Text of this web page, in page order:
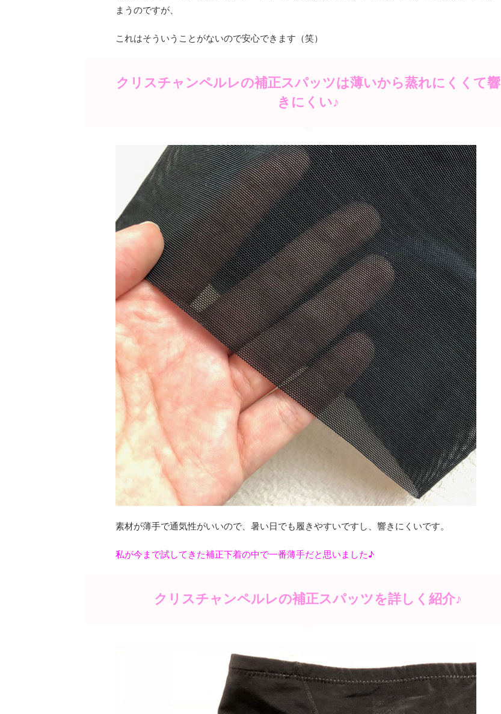
まうのですが、
これはそういうことがないので安心できます（笑）
クリスチャンペルレの補正スパッツは薄いから蒸れにくくて響
きにくい♪
素材が薄手で通気性がいいので、暑い日でも履きやすいですし、響きにくいです。
私が今まで試してきた補正下着の中で一番薄手だと思いました♪
クリスチャンペルレの補正スパッツを詳しく紹介♪